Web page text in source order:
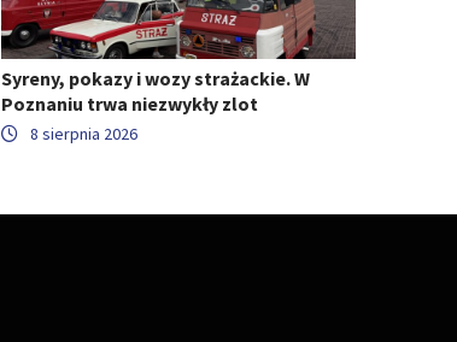
Syreny, pokazy i wozy strażackie. W
Poznaniu trwa niezwykły zlot
8 sierpnia 2026